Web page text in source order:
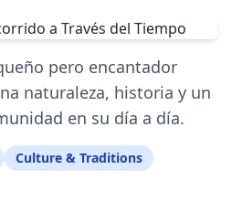
pero encantador
naturaleza, historia y un
en su día a día.
Culture & Traditions